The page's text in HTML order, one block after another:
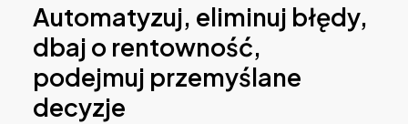
Automatyzuj, eliminuj błędy,
dbaj o rentowność,
podejmuj przemyślane
decyzje